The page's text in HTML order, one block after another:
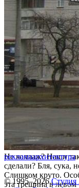
Не коллаж? Наши
сделали? Бля, сука,
Слишком круто.
эта трещина в левом
рекламаархитектура
© 1995–2026 Студия